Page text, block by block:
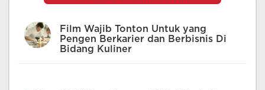
Film Wajib Tonton Untuk yang
Pengen Berkarier dan Berbisnis Di
Bidang Kuliner